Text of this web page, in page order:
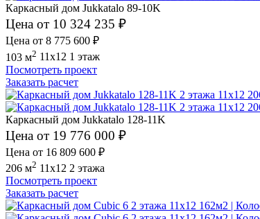
Каркасный дом Jukkatalo 89-10K
Цена от 10 324 235 ₽
Цена от 8 775 600 ₽
103 м2 11x12 1 этаж
Посмотреть проект
Заказать расчет
Каркасный дом Jukkatalo 128-11K
Цена от 19 776 000 ₽
Цена от 16 809 600 ₽
206 м2 11x12 2 этажа
Посмотреть проект
Заказать расчет